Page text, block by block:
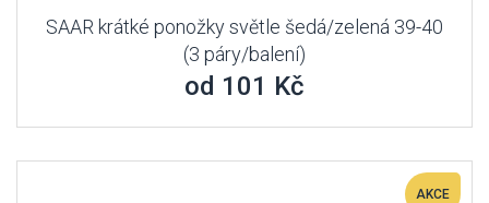
SAAR krátké ponožky světle šedá/zelená 39-40
(3 páry/balení)
od 101 Kč
AKCE